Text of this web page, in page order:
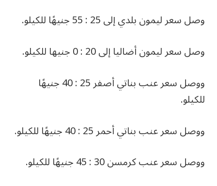
وصل سعر ليمون بلدي إلى 25 : 55 جنيهًا للكيلو.
وصل سعر ليمون أضاليا إلى 20 : 0 جنيها للكيلو.
ووصل سعر عنب بناتي أصفر 25 : 40 جنيهًا
للكيلو.
ووصل سعر عنب بناتي أحمر 25 : 40 جنيهًا للكيلو.
ووصل سعر عنب كرمسن 30 : 45 جنيهًا للكيلو.